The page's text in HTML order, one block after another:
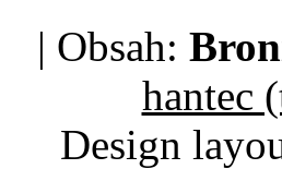
| Obsah:
hantec
Design